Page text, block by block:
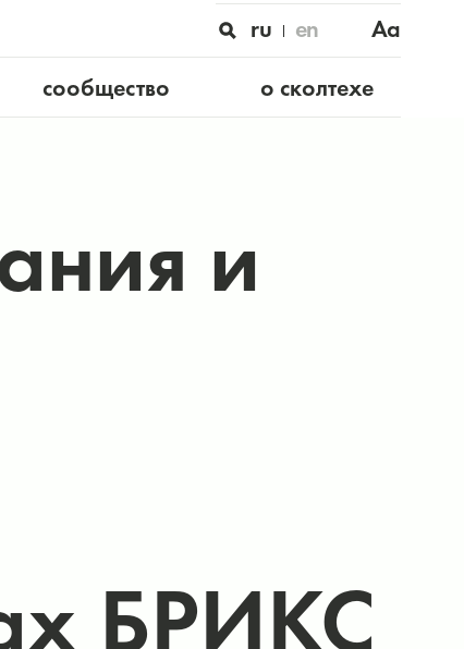
ru en
Aa
сообщество о сколтехе
и
БРИКС